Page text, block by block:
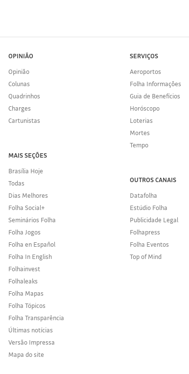
OPINIÃO
Opinião
Colunas
Quadrinhos
Charges
Cartunistas
MAIS SEÇÕES
Brasília Hoje
Todas
Dias Melhores
Folha Social+
Seminários Folha
Folha Jogos
Folha en Español
Folha In English
Folhainvest
Folhaleaks
Folha Mapas
Folha Tópicos
Folha Transparência
Últimas notícias
Versão Impressa
Mapa do site
SERVIÇOS
Aeroportos
Folha Informações
Guia de Benefícios
Horóscopo
Loterias
Mortes
Tempo
OUTROS CANAIS
Datafolha
Estúdio Folha
Publicidade Legal
Folhapress
Folha Eventos
Top of Mind